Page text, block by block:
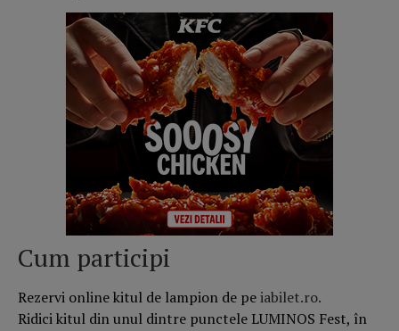
Cum participi
Rezervi online kitul de lampion de peiabilet.ro.
Ridici kitul din unul dintre punctele LUMINOS Fest, în